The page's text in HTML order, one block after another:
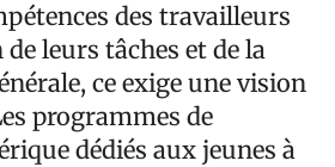
des travailleurs
de leurs tâches et de la
ce exige une vision
programmes de
dédiés aux jeunes à